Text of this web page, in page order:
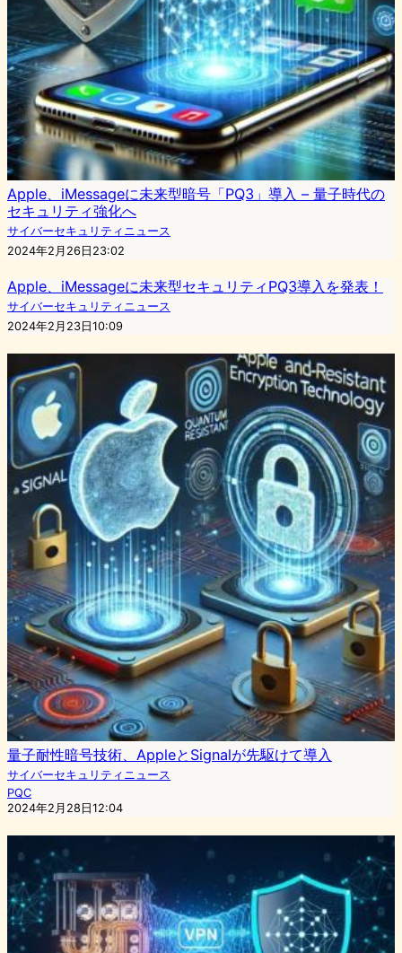
Apple、iMessageに未来型暗号「PQ3」導入 – 量子時代の
セキュリティ強化へ
サイバーセキュリティニュース
2024年2月26日23:02
Apple、iMessageに未来型セキュリティPQ3導入を発表！
サイバーセキュリティニュース
2024年2月23日10:09
量子耐性暗号技術、AppleとSignalが先駆けて導入
サイバーセキュリティニュース
PQC
2024年2月28日12:04